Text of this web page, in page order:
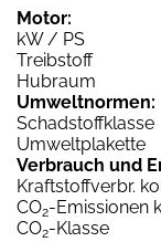
Motor:
kW / PS
Treibstoff
Hubraum
Umweltnormen:
Schadstoffklasse
Umweltplakette
Verbrauch und
Kraftstoffverbr.
CO2-Emissionen
CO2-Klasse